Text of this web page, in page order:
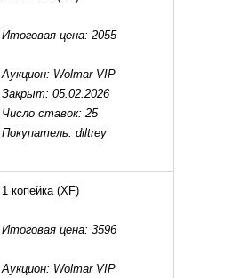
Итоговая цена: 2055
Аукцион: Wolmar VIP
Закрыт: 05.02.2026
Число ставок: 25
Покупатель: diltrey
1 копейка(XF)
Итоговая цена: 3596
Аукцион: Wolmar VIP